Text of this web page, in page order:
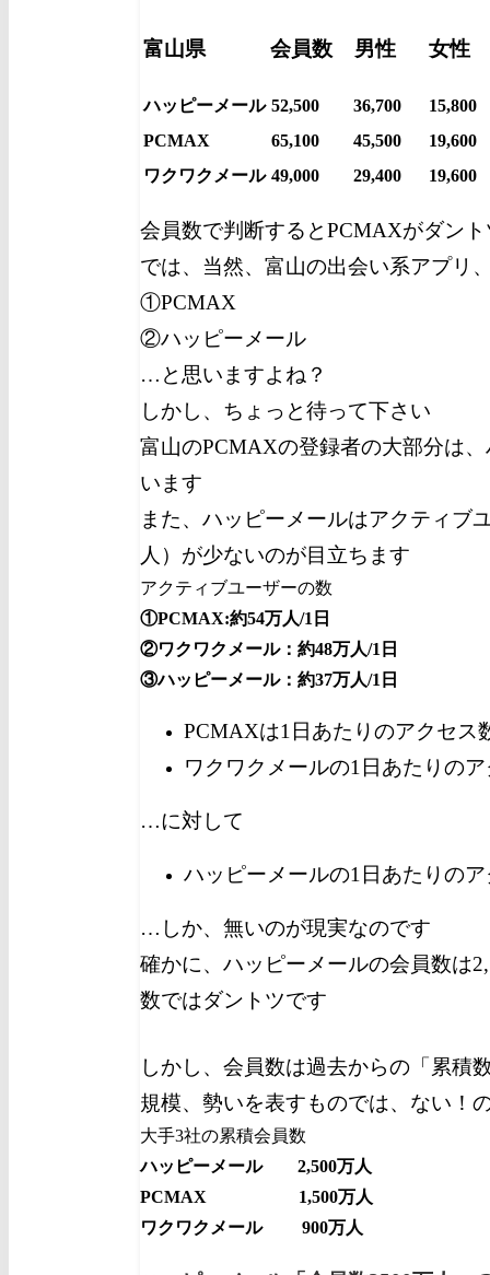
富山県 会員数 男性 女性
ハッピーメール 52,500 36,700
15,800
PCMAX
65,100 45,500
19,600
ワクワクメール 49,000 29,400 19,600
会員数で判断するとPCMAXがダン
では、当然、富山の出会い系アプリ
①PCMAX
②ハッピーメール
…と思いますよね？
しかし、ちょっと待って下さい
富山のPCMAXの登録者の大部分は
います
また、ハッピーメールはアクティブ
人）が少ないのが目立ちます
アクティブユーザーの数
①PCMAX:約54万人/1日
②ワクワクメール：約48万人/1日
③ハッピーメール：約37万人/1日
PCMAXは1日あたりのアクセス
ワクワクメールの1日あたりの
…に対して
ハッピーメールの1日あたりの
…しか、無いのが現実なのです
確かに、ハッピーメールの会員数は
数ではダントツです
しかし、会員数は過去からの「累積
規模、勢いを表すものでは、ない！
大手3社の累積会員数
ハッピーメール 2,500万人
PCMAX 1,500万人
ワクワクメール 900万人